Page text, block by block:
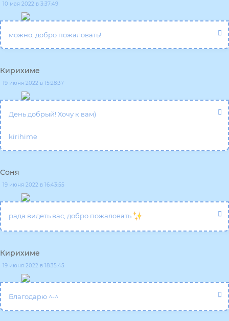
10 мая 2022 в 3:37:49
можно, добро пожаловать!
Кирихиме
19 июня 2022 в 15:28:37
День добрый! Хочу к вам)
kirihime
Соня
19 июня 2022 в 16:43:55
рада видеть вас, добро пожаловать
Кирихиме
19 июня 2022 в 18:35:45
Благодарю ^-^